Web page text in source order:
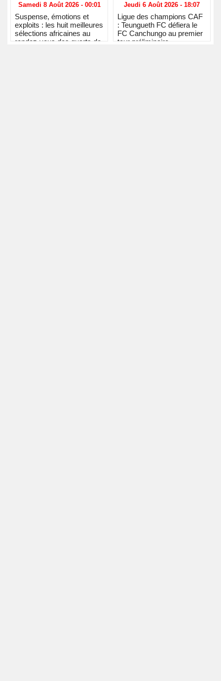
Samedi 8 Août 2026 - 00:01
Suspense, émotions et
exploits : les huit meilleures
sélections africaines au
rendez-vous des quarts de
Jeudi 6 Août 2026 - 18:07
Ligue des champions CAF
: Teungueth FC défiera le
FC Canchungo au premier
tour préliminaire